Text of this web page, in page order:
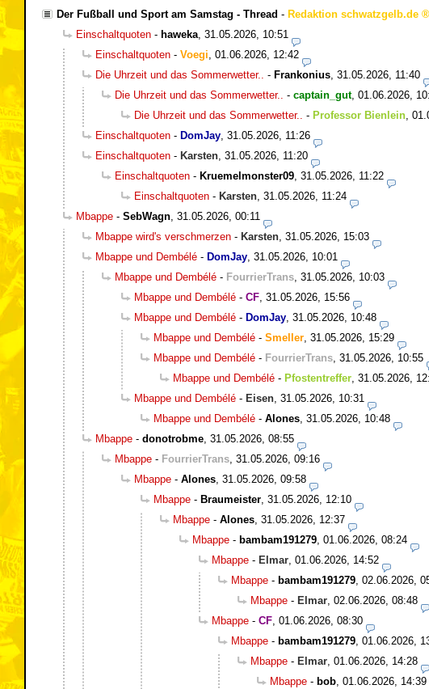
Der Fußball und Sport am Samstag - Thread - Redaktion schwatzgelb.de
Einschaltquoten - haweka, 31.05.2026, 10:51
Einschaltquoten - Voegi, 01.06.2026, 12:42
Die Uhrzeit und das Sommerwetter.. - Frankonius, 31.05.2026, 11:40
Die Uhrzeit und das Sommerwetter.. - captain_gut, 01.06.2026,
Die Uhrzeit und das Sommerwetter.. - Professor Bienlein,
Einschaltquoten - DomJay, 31.05.2026, 11:26
Einschaltquoten - Karsten, 31.05.2026, 11:20
Einschaltquoten - Kruemelmonster09, 31.05.2026, 11:22
Einschaltquoten - Karsten, 31.05.2026, 11:24
Mbappe - SebWagn, 31.05.2026, 00:11
Mbappe wird's verschmerzen - Karsten, 31.05.2026, 15:03
Mbappe und Dembélé - DomJay, 31.05.2026, 10:01
Mbappe und Dembélé - FourrierTrans, 31.05.2026, 10:03
Mbappe und Dembélé - CF, 31.05.2026, 15:56
Mbappe und Dembélé - DomJay, 31.05.2026, 10:48
Mbappe und Dembélé - Smeller, 31.05.2026, 15:29
Mbappe und Dembélé - FourrierTrans, 31.05.2026, 10:55
Mbappe und Dembélé - Pfostentreffer, 31.05.2026,
Mbappe und Dembélé - Eisen, 31.05.2026, 10:31
Mbappe und Dembélé - Alones, 31.05.2026, 10:48
Mbappe - donotrobme, 31.05.2026, 08:55
Mbappe - FourrierTrans, 31.05.2026, 09:16
Mbappe - Alones, 31.05.2026, 09:58
Mbappe - Braumeister, 31.05.2026, 12:10
Mbappe - Alones, 31.05.2026, 12:37
Mbappe - bambam191279, 01.06.2026, 08:24
Mbappe - Elmar, 01.06.2026, 14:52
Mbappe - bambam191279, 02.06.2026,
Mbappe - Elmar, 02.06.2026, 08:48
Mbappe - CF, 01.06.2026, 08:30
Mbappe - bambam191279, 01.06.2026,
Mbappe - Elmar, 01.06.2026, 14:28
Mbappe - bob, 01.06.2026, 14:39